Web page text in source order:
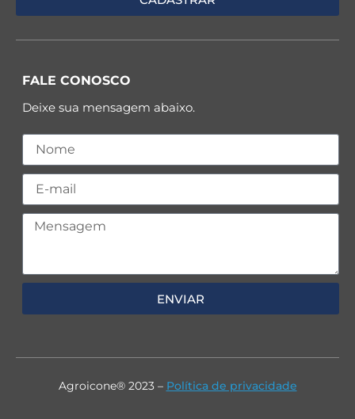
FALE CONOSCO
Deixe sua mensagem abaixo.
ENVIAR
Agroicone® 2023 – Política de privacidade